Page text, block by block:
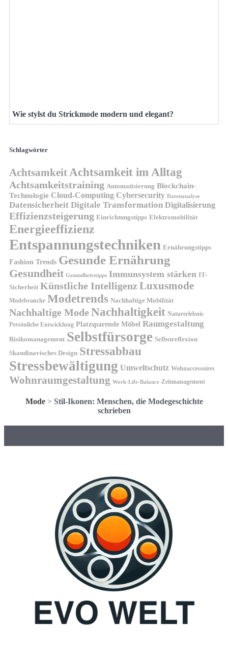
Wie stylst du Strickmode modern und elegant?
Schlagwörter
AchtsamkeitAchtsamkeit im Alltag
Achtsamkeitstraining Automatisierung Blockchain-
Technologie Cloud-Computing Cybersecurity Datenanalyse
Datensicherheit Digitale Transformation Digitalisierung
Effizienzsteigerung Einrichtungstipps Elektromobilität
Energieeffizienz
Entspannungstechniken Ernährungstipps
Fashion Trends Gesunde Ernährung
Gesundheit Gesundheitstipps Immunsystem stärken IT-
Sicherheit Künstliche IntelligenzLuxusmode
Modebranche Modetrends Nachhaltige Mobilität
Nachhaltige ModeNachhaltigkeit Naturerlebnis
Persönliche Entwicklung Platzsparende Möbel Raumgestaltung
Risikomanagement Selbstfürsorge Selbstreflexion
Skandinavisches Design Stressabbau
Stressbewältigung Umweltschutz Wohnaccessoires
Wohnraumgestaltung Work-Life-Balance Zeitmanagement
Mode> Stil-Ikonen: Menschen, die Modegeschichte
schrieben